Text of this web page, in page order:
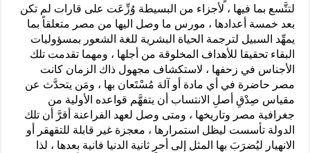
لتتَّسع بما فيها ، لأجزاء من البسيطة وُزِّعَت على قارات لم تكن
بعد خمسة أعدادها ، مورس ما وصل اليها من مصر متعلقاً بما
يمهِّد السبيل لترجمة الحياة البشرية للغة الشعور بمسؤوليات
البقاء تحقيقا للأهداف المخلوقة من أجلها ، ومهما تقدمت تلك
الأجناس في زحفها ، لاستكشاف مجهول ذاك الزمان كانت
مصر حاضرة في أي مادة أو آلة مُسْتَعان بها ، ومَن يتحدَّث عن
مقياس صِدْقِ أصلِ الانتساب أن يتفهَّم قواعده الأولية من
جغرافية مصر وتاريخها ، ومتى وصل لعهد الفراعنة أقرَّ أن تلك
الدولة تأسست ليظل استمرارها ، معجزة غير قابلة للتقهقر أو
الانهيار ليُضرَبَ بها المثل إلى أحر ثانية الدنيا فانية بعدها ، لذا